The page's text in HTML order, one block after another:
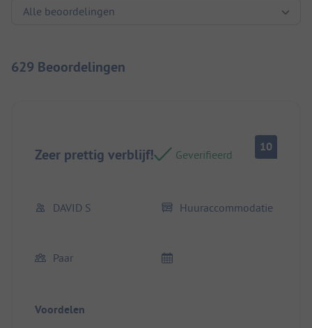
629 Beoordelingen
Zeer prettig verblijf! Geverifieerd
10
DAVID S Huuraccommodatie
Paar
Voordelen